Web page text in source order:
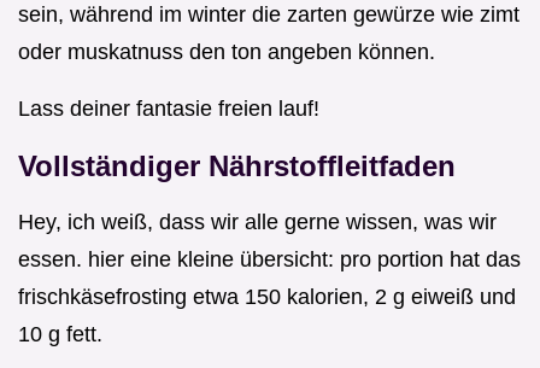
sein, während im winter die zarten gewürze wie zimt
oder muskatnuss den ton angeben können.
Lass deiner fantasie freien lauf!
Vollständiger Nährstoffleitfaden
Hey, ich weiß, dass wir alle gerne wissen, was wir
essen. hier eine kleine übersicht: pro portion hat das
frischkäsefrosting etwa 150 kalorien, 2 g eiweiß und
10 g fett.